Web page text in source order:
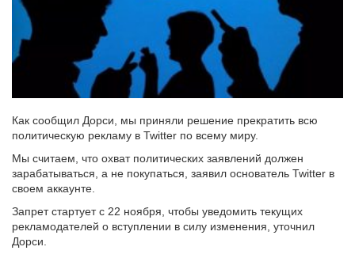
Как сообщил Дорси, мы приняли решение прекратить всю
политическую рекламу в Twitter по всему миру.
Мы считаем, что охват политических заявлений должен
зарабатываться, а не покупаться, заявил основатель Twitter в
своем аккаунте.
Запрет стартует с 22 ноября, чтобы уведомить текущих
рекламодателей о вступлении в силу изменения, уточнил
Дорси.